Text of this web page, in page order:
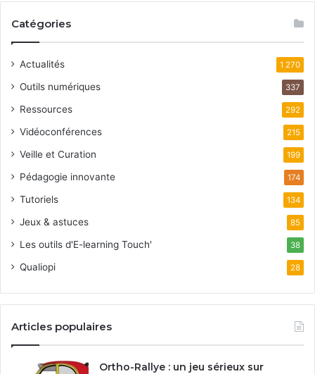
Catégories
Actualités 1 270
Outils numériques 337
Ressources 292
Vidéoconférences 215
Veille et Curation 199
Pédagogie innovante 174
Tutoriels 134
Jeux & astuces 85
Les outils d'E-learning Touch' 38
Qualiopi 28
Articles populaires
Ortho-Rallye : un jeu sérieux sur